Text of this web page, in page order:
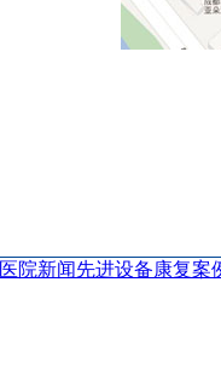
医院新闻先进设备康复案